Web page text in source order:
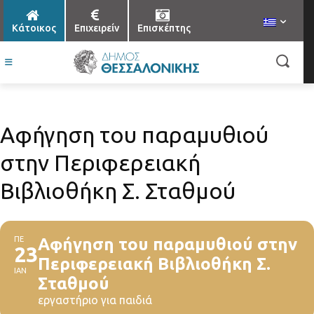
Κάτοικος Επιχειρείν Επισκέπτης
Αφήγηση του παραμυθιού
στην Περιφερειακή
Βιβλιοθήκη Σ. Σταθμού
ΠΕ
23
ΙΑΝ
Αφήγηση του παραμυθιού στην
Περιφερειακή Βιβλιοθήκη Σ.
Σταθμού
εργαστήριο για παιδιά